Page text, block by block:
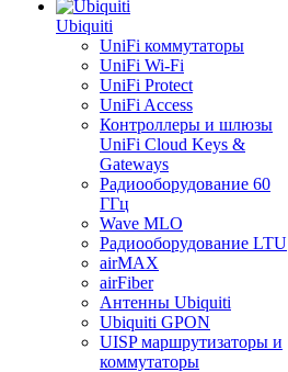
Ubiquiti
UniFi коммутаторы
UniFi Wi-Fi
UniFi Protect
UniFi Access
Контроллеры и шлюзы
UniFi Cloud Keys &
Gateways
Радиооборудование 60
ГГц
Wave MLO
Радиооборудование LTU
airMAX
airFiber
Антенны Ubiquiti
Ubiquiti GPON
UISP маршрутизаторы и
коммутаторы